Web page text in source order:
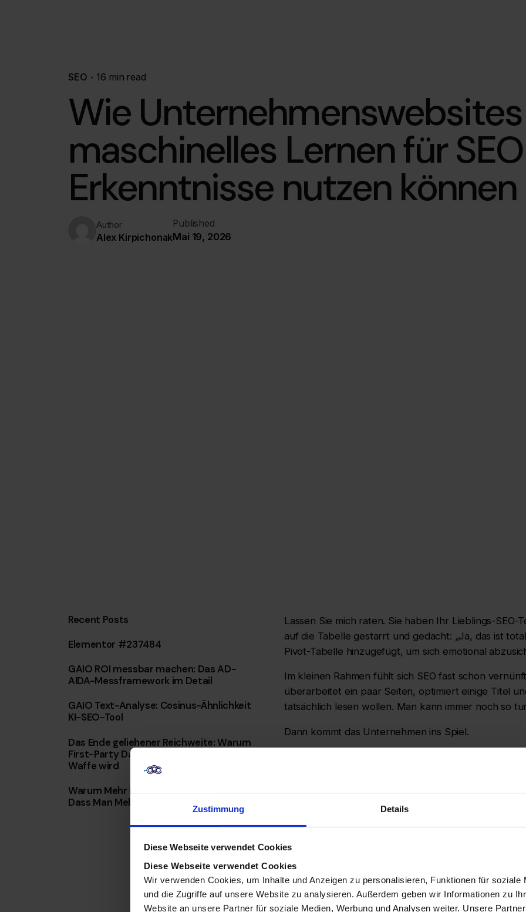
Zustimmung Details
Diese Webseite verwendet Cookies
Diese Webseite verwendet Cookies
Wir verwenden Cookies, um Inhalte und Anzeigen zu personalisieren, Funktionen für soziale
und die Zugriffe auf unsere Website zu analysieren. Außerdem geben wir Informationen zu
Website an unsere Partner für soziale Medien, Werbung und Analysen weiter. Unsere
SEO 16 min read
Wie Unternehmenswebsites
maschinelles Lernen für
Erkenntnisse nutzen können
Author
Alex Kirpichonak
Published
Mai 19, 2026
Recent Posts
Elementor #237484
GAIO ROI messbar machen: Das AD-
AIDA-Messframework im Detail
GAIO Text-Analyse: Cosinus-Ähnlichkeit
KI-SEO-Tool
Das Ende geliehener Reichweite: Warum
First-Party Data mit KI Ihre wertvollste
Waffe wird
Warum Mehr Daten Nicht Bedeuten,
Dass Man Mehr Weiß
Lassen Sie mich raten. Sie haben Ihr Lieblings-
auf die Tabelle gestarrt und gedacht: „Ja, das ist
Pivot-Tabelle hinzugefügt, um sich emotional
Im kleinen Rahmen fühlt sich SEO fast schon
überarbeitet ein paar Seiten, optimiert einige Titel
tatsächlich lesen wollen. Man kann immer noch so
Dann kommt das Unternehmen ins Spiel.